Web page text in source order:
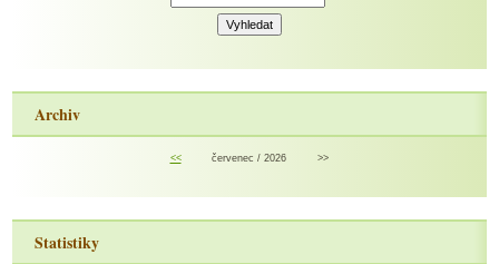
Archiv
<< červenec / 2026 >>
Statistiky